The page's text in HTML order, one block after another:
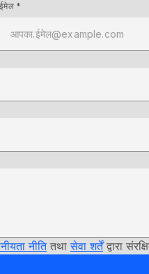
ईमेल *
नीतितथासेवा शर्तेंद्वारा